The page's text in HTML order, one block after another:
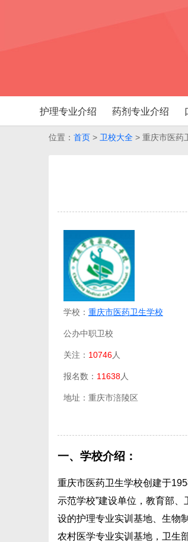
护理专业介绍 药剂专业介绍
位置： 首页 > 卫校大全 > 重庆市医药
学校： 重庆市医药卫生学校
公办中职卫校
关注： 10746人
报名数： 11638人
地址：重庆市涪陵区
一、学校介绍：
重庆市医药卫生学校创建于
示范学校”建设单位，教育部
设的护理专业实训基地、生物
农村医学专业实训基地，卫生